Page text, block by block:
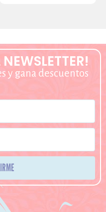
y gana descuentos